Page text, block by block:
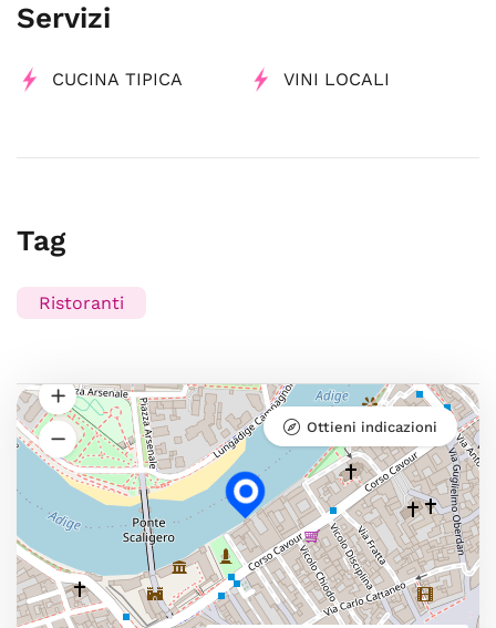
Servizi
CUCINA TIPICA VINI LOCALI
Tag
Ristoranti
Ottieni indicazioni